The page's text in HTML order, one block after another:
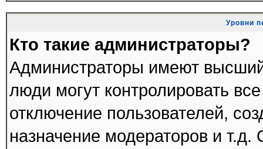
Уровни
Кто такие администраторы?
Администраторы имеют
люди могут контролировать
отключение пользователей,
назначение модераторов и